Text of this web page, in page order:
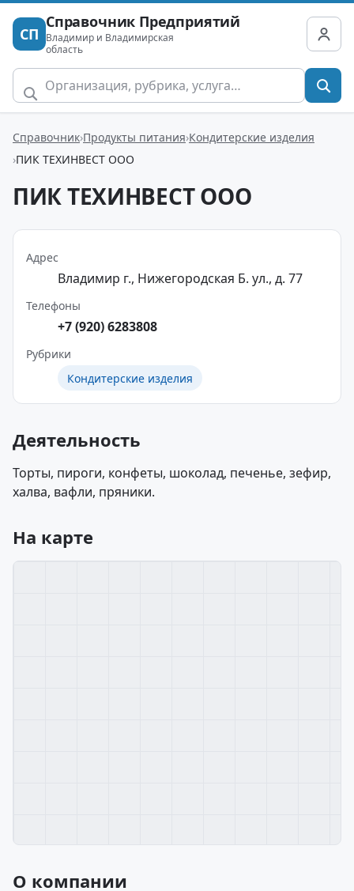
СП
Справочник Предприятий
Владимир и Владимирская
область
Справочник Продукты питания Кондитерские изделия
ПИК ТЕХИНВЕСТ ООО
ПИК ТЕХИНВЕСТ ООО
Адрес
Владимир г., Нижегородская Б. ул., д. 77
Телефоны
+7 (920) 6283808
Рубрики
Кондитерские изделия
Деятельность
Торты, пироги, конфеты, шоколад, печенье, зефир,
халва, вафли, пряники.
На карте
О компании